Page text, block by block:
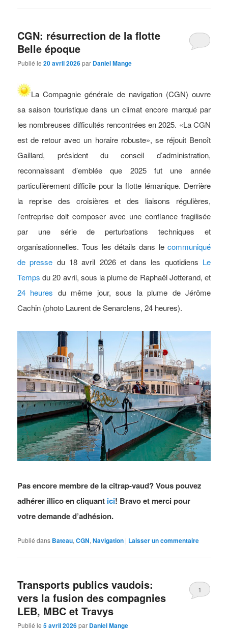
CGN: résurrection de la flotte
Belle époque
Publié le20 avril 2026par Daniel Mange
LaCompagnie générale de navigation (CGN) ouvre
sa saison touristique dans un climat encore marqué par
les nombreuses difficultés rencontrées en 2025. «La CGN
est de retour avec un horaire robuste», se réjouit Benoît
Gaillard, président du conseil d’administration,
reconnaissant d’emblée que 2025 fut une année
particulièrement difficile pour la flotte lémanique. Derrière
la reprise des croisières et des liaisons régulières,
l’entreprise doit composer avec une confiance fragilisée
par une série de perturbations techniques et
organisationnelles. Tous les détails dans le communiqué
de presse du 18 avril 2026 et dans les quotidiens Le
Temps du 20 avril, sous la plume de Raphaël Jotterand, et
24 heures du même jour, sous la plume de Jérôme
Cachin (photo Laurent de Senarclens, 24 heures).
Pas encore membre de la citrap-vaud? Vous pouvez
adhérer illico en cliquant ici! Bravo et merci pour
votre demande d’adhésion.
Publié dans Bateau,CGN,Navigation | Laisser un commentaire
Transports publics vaudois:
vers la fusion des compagnies
LEB, MBC et Travys
Publié le5 avril 2026par Daniel Mange
1